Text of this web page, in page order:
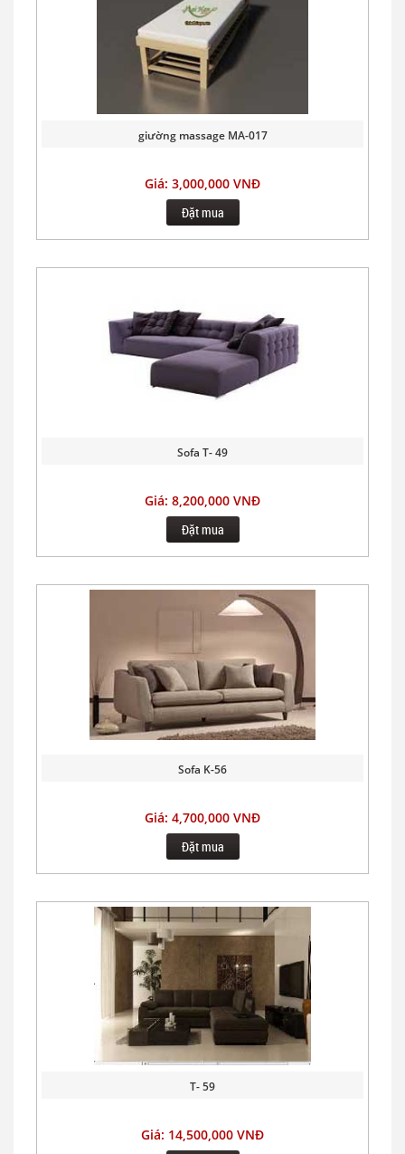
giường massage MA-017
Giá: 3,000,000 VNĐ
Đặt mua
Sofa T- 49
Giá: 8,200,000 VNĐ
Đặt mua
Sofa K-56
Giá: 4,700,000 VNĐ
Đặt mua
T- 59
Giá: 14,500,000 VNĐ